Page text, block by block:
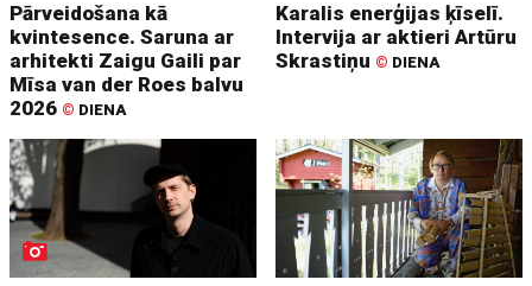
Pārveidošana kā
kvintesence. Saruna ar
arhitekti Zaigu Gaili par
Mīsa van der Roes balvu
2026 © DIENA
Karalis enerģijas ķīselī.
Intervija ar aktieri Artūru
Skrastiņu © DIENA